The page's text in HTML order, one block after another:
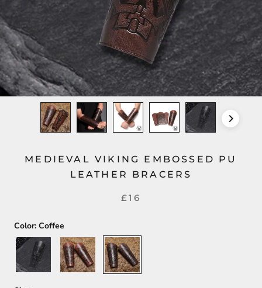
MEDIEVAL VIKING EMBOSSED PU
LEATHER BRACERS
£16
Color: Coffee
Black
Brown Coffee